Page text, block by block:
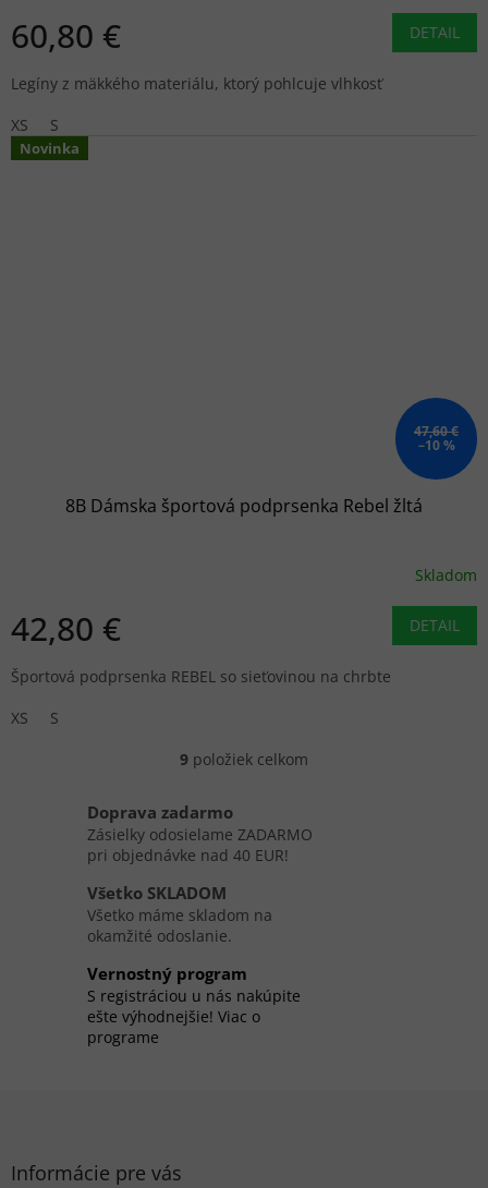
60,80 € DETAIL
Legíny z mäkkého materiálu, ktorý pohlcuje vlhkosť
XS
S
Novinka
47,60 €
–10 %
8B Dámska športová podprsenka Rebel žltá
Skladom
42,80 € DETAIL
Športová podprsenka REBEL so sieťovinou na chrbte
XS
S
O
á
d
i
r
v
k
9 položiek celkom
Doprava zadarmo
Zásielky odosielame ZADARMO
pri objednávke nad 40 EUR!
Všetko SKLADOM
Všetko máme skladom na
okamžité odoslanie.
Vernostný program
S registráciou u nás nakúpite
ešte výhodnejšie! Viac o
programe
Informácie pre vás